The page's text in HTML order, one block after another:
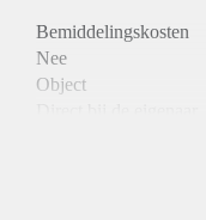
Bemiddelingskosten
Nee
Object